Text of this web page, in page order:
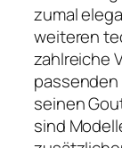
zumal
weiteren
zahlreiche
seinen
sind